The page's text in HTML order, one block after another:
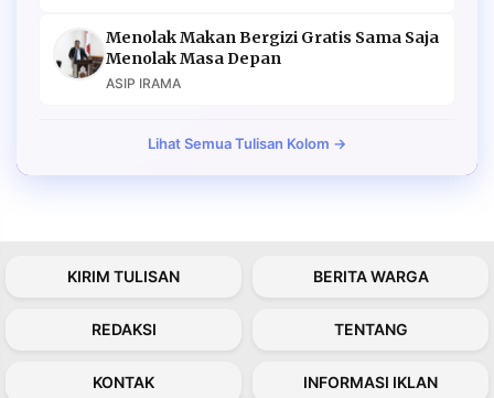
Menolak Makan Bergizi Gratis Sama Saja
Menolak Masa Depan
ASIP IRAMA
Lihat Semua Tulisan Kolom →
KIRIM TULISAN BERITA WARGA
REDAKSI TENTANG
KONTAK INFORMASI IKLAN